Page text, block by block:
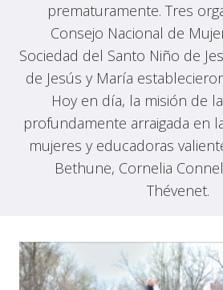
prematuramente. Tres
Consejo Nacional de
Sociedad del Santo Niño de
de Jesús y María
Hoy en día, la misión de
profundamente arraigada en
mujeres y educadoras
Bethune, Cornelia
Thévenet.